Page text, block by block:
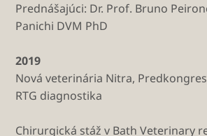
Prednášajúci: Dr. Prof. Bruno
Panichi DVM PhD
2019
Nová veterinária Nitra,
RTG diagnostika
Chirurgická stáž v Bath Veterinary